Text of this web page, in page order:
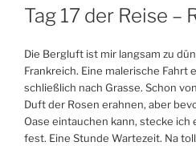
AM
Tag 17 der Reise –
Die Bergluft ist mir langsam zu
Frankreich. Eine malerische
schließlich nach Grasse. Schon
Duft der Rosen erahnen, aber
Oase eintauchen kann, stecke
fest. Eine Stunde Wartezeit. Na